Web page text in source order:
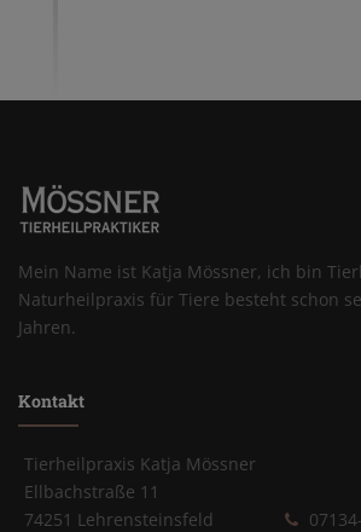
Mein Name ist Katja Mössner, ich bin
Naturheilpraxis für Tiere besteht schon
Jahren.
Kontakt
Tierheilpraxis Katja Mössner
Ellbachstraße 11
74251 Lehrensteinsfeld